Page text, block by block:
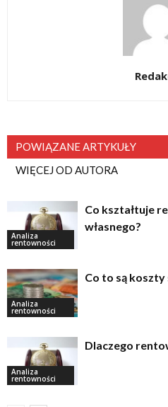
POWIĄZANE ARTYKUŁY
WIĘCEJ OD AUTORA
Analiza
rentowności
Co kształtuje
własnego?
Analiza
rentowności
Co to są koszty
Analiza
rentowności
Dlaczego